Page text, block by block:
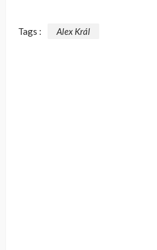
Tags : Alex Král